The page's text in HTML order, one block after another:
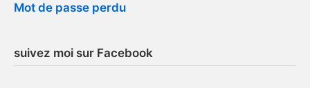
Mot de passe perdu
suivez moi sur Facebook